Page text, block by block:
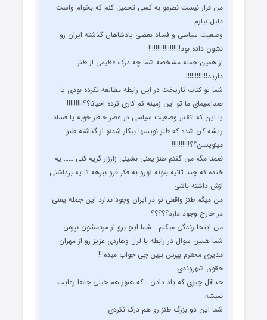
من قرار نیست نظرمو به کسی تحمیل کنم که بخوام واست
دلیل بیارم.
وضعیت سیاسی و فساد بعضی پادشاهان گذشته ایران رو
نشون داده بود!!!!!!!!!!!!!!!!!!
از همین جمله مشخصه شما چه درک عظیمی از طنز
دارید!!!!!!!!!!!!
شما تو کتاب تاریخت در این رابطه مطالعه نکرده بودی یا
صداسیمای ما تو این زمینه کم کاری کرده احیانا؟؟!!!!!!!!!
یا این که انقدر وضعیت سیاسی در عصر حاظر خوبه یا فساد
ریشه کن شده که طنز نویسها بیکار شدنو از گذشته طنز
مینویسن؟؟!!!!!!!!!!
ضمنا مگه من گفتم طنز یعنی بشینی زارزار گریه کنی …… یه
خنده که چند ثانیه بتونه تورو به فکر فرو ببرهه تا یه برداشتی
ازش داشته باشی
من میگم طنز واقعی تو در ایران وجود ندارد این جمله یعنی
در خارج وجود دارد؟؟؟؟؟
من اینجا زندگی میکنم …شما اینو برو از مردمشون بپرس.
شما همین سوال در رابطه با لرل وهاردی عزیز رو از مهران
مدیری محترم بپرس ببین چی جواب میده!!!
حقوق شهروندی
حداقل چیزی که یاد دادن… که هنوز هم خیلی جاها رعایت
نمیشه.
شما این دو بزرگ طنز رو هم درک نکردی